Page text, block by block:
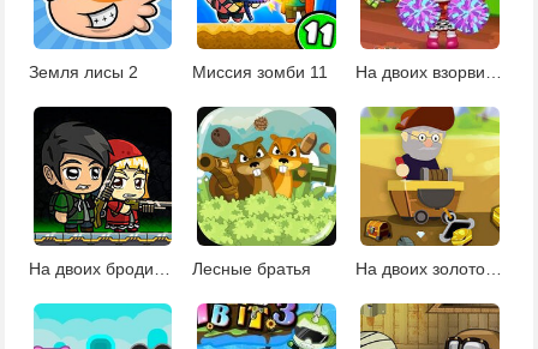
Земля лисы 2 Миссия зомби 11
Лесные братья На двоих золотоискатели